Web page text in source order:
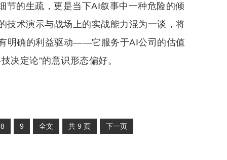
节的生疏，更是当下AI叙事中一种危险的倾
技术演示与战场上的实战能力混为一谈，将
明确的利益驱动——它服务于AI公司的估值
决定论”的意识形态偏好。
8 9 全文 共 9 页 下一页